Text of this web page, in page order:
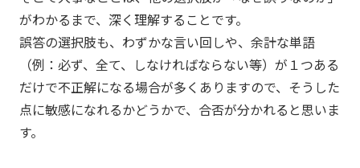
がわかるまで、深く理解することです。
誤答の選択肢も、わずかな言い回しや、余計な単語
（例：必ず、全て、しなければならない等）が１つある
だけで不正解になる場合が多くありますので、そうした
点に敏感になれるかどうかで、合否が分かれると思いま
す。